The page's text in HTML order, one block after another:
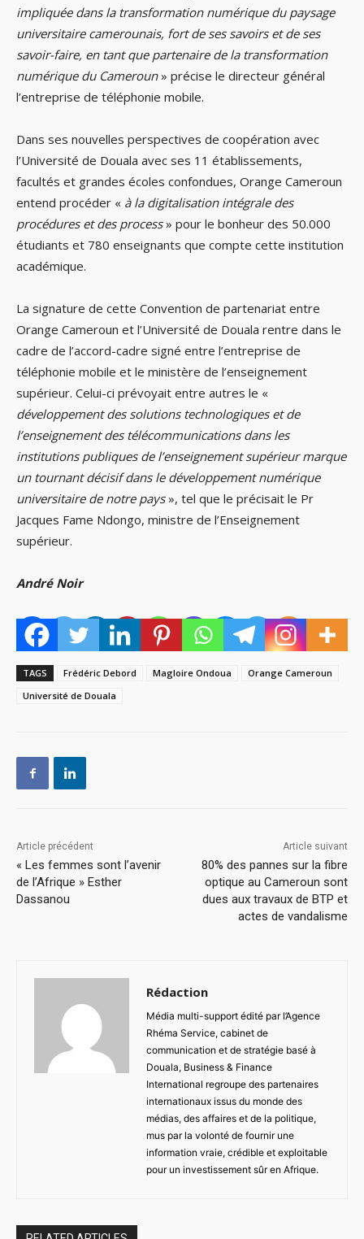
impliquée dans la transformation numérique du paysage
universitaire camerounais, fort de ses savoirs et de ses
savoir-faire, en tant que partenaire de la transformation
numérique du Cameroun» précise le directeur général
l’entreprise de téléphonie mobile.
Dans ses nouvelles perspectives de coopération avec
l’Université de Douala avec ses 11 établissements,
facultés et grandes écoles confondues, Orange Cameroun
entend procéder « à la digitalisation intégrale des
procédures et des process» pour le bonheur des 50.000
étudiants et 780 enseignants que compte cette institution
académique.
La signature de cette Convention de partenariat entre
Orange Cameroun et l’Université de Douala rentre dans le
cadre de l’accord-cadre signé entre l’entreprise de
téléphonie mobile et le ministère de l’enseignement
supérieur. Celui-ci prévoyait entre autres le «
développement des solutions technologiques et de
l’enseignement des télécommunications dans les
institutions publiques de l’enseignement supérieur marque
un tournant décisif dans le développement numérique
universitaire de notre pays», tel que le précisait le Pr
Jacques Fame Ndongo, ministre de l’Enseignement
supérieur.
André Noir
TAGS Frédéric Debord Magloire Ondoua
Orange Cameroun
Université de Douala
Article précédent
« Les femmes sont l’avenir
de l’Afrique » Esther
Dassanou
Article suivant
80% des pannes sur la fibre
optique au Cameroun sont
dues aux travaux de BTP et
actes de vandalisme
Rédaction
Média multi-support édité par l’Agence
Rhéma Service, cabinet de
communication et de stratégie basé à
Douala, Business & Finance
International regroupe des partenaires
internationaux issus du monde des
médias, des affaires et de la politique,
mus par la volonté de fournir une
information vraie, crédible et exploitable
pour un investissement sûr en Afrique.